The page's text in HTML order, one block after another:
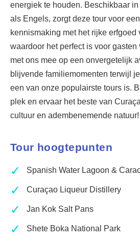
energiek te houden. Beschikbaar
als Engels, zorgt deze tour voor
kennismaking met het rijke erfgoed
waardoor het perfect is voor
met ons mee op een onvergetelijk
blijvende familiemomenten terwijl
een van onze populairste tours is.
plek en ervaar het beste van
cultuur en adembenemende natuur!
Tour hoogtepunten
✓ Spanish Water Lagoon &
✓ Curaçao Liqueur Distillery
✓ Jan Kok Salt Pans
✓ Shete Boka National Park